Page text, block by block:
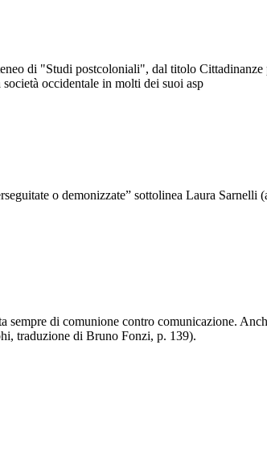
di "Studi postcoloniali", dal titolo
occidentale in molti dei suoi asp
o demonizzate” sottolinea Laura
di comunione contro comunicazione.
traduzione di Bruno Fonzi, p. 139).